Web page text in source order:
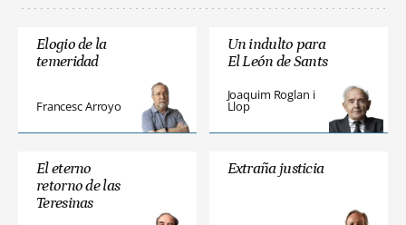
Elogio de la
temeridad
Francesc Arroyo
Un indulto para
El León de Sants
Joaquim Roglan i
Llop
El eterno
retorno de las
Teresinas
Extraña justicia